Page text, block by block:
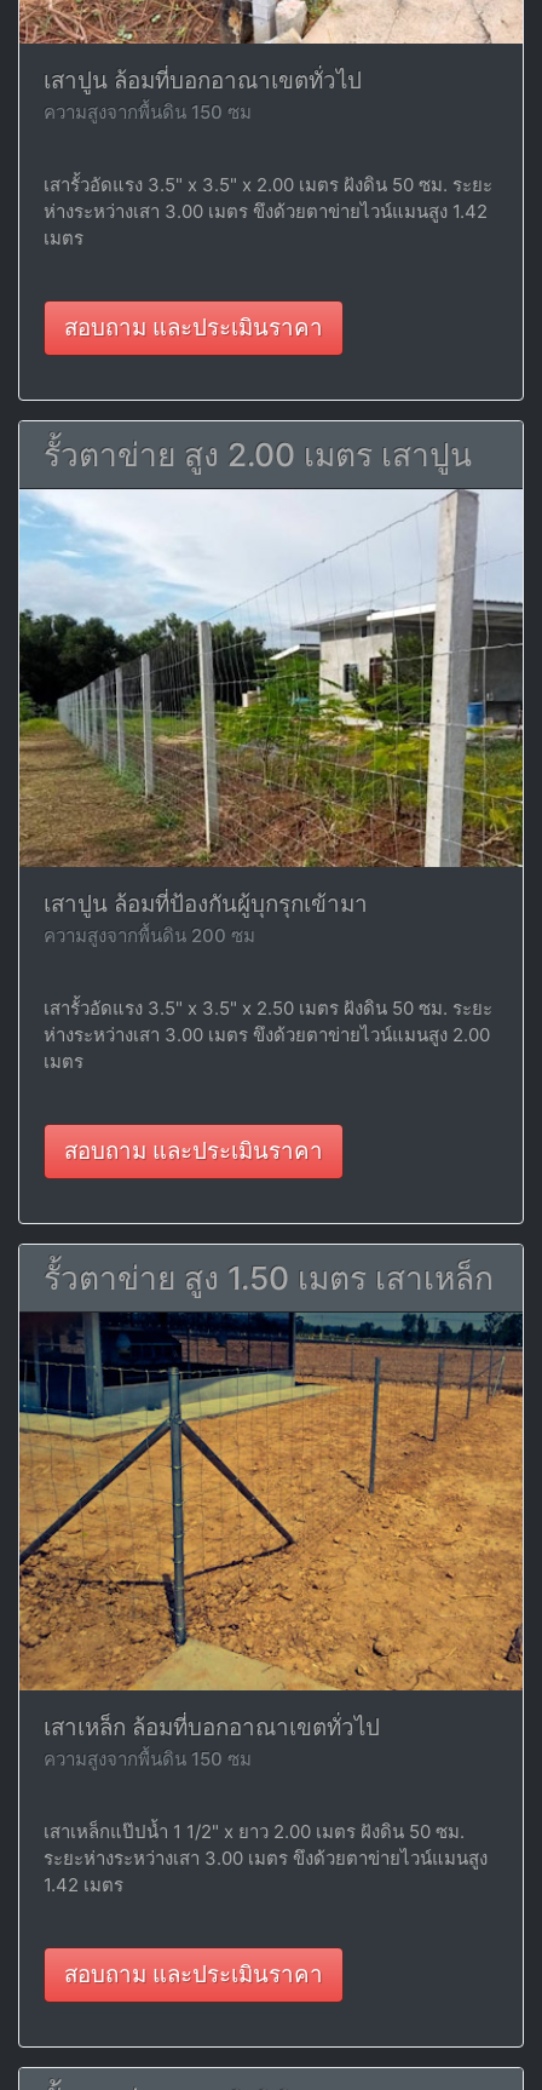
เสาปูน ล้อมที่บอกอาณาเขตทั่วไป
ความสูงจากพื้นดิน 150 ซม
เสารั้วอัดแรง 3.5" x 3.5" x 2.00 เมตร ฝังดิน 50 ซม. ระยะ
ห่างระหว่างเสา 3.00 เมตร ขึงด้วยตาข่ายไวน์แมนสูง 1.42
เมตร
สอบถาม และประเมินราคา
รั้วตาข่าย สูง 2.00 เมตร เสาปูน
เสาปูน ล้อมที่ป้องกันผู้บุกรุกเข้ามา
ความสูงจากพื้นดิน 200 ซม
เสารั้วอัดแรง 3.5" x 3.5" x 2.50 เมตร ฝังดิน 50 ซม. ระยะ
ห่างระหว่างเสา 3.00 เมตร ขึงด้วยตาข่ายไวน์แมนสูง 2.00
เมตร
สอบถาม และประเมินราคา
รั้วตาข่าย สูง 1.50 เมตร เสาเหล็ก
เสาเหล็ก ล้อมที่บอกอาณาเขตทั่วไป
ความสูงจากพื้นดิน 150 ซม
เสาเหล็กแป๊ปน้ำ 1 1/2" x ยาว 2.00 เมตร ฝังดิน 50 ซม.
ระยะห่างระหว่างเสา 3.00 เมตร ขึงด้วยตาข่ายไวน์แมนสูง
1.42 เมตร
สอบถาม และประเมินราคา